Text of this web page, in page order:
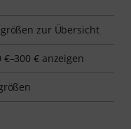
zur Übersicht
€ anzeigen